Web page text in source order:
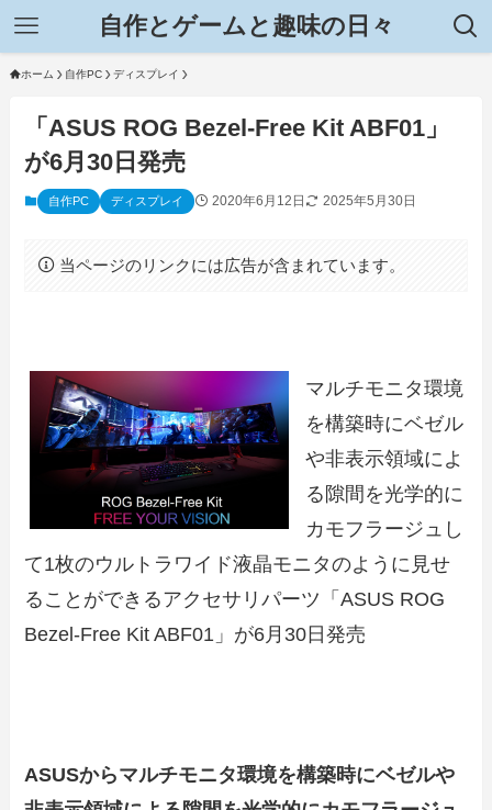
自作とゲームと趣味の日々
ホーム 自作PC ディスプレイ
「ASUS ROG Bezel-Free Kit ABF01」
が6月30日発売
自作PC ディスプレイ 2020年6月12日 2025年5月30日
当ページのリンクには広告が含まれています。
マルチモニタ環境
を構築時にベゼル
や非表示領域によ
る隙間を光学的に
カモフラージュし
て1枚のウルトラワイド液晶モニタのように見せ
ることができるアクセサリパーツ「ASUS ROG
Bezel-Free Kit ABF01」が6月30日発売
ASUSからマルチモニタ環境を構築時にベゼルや